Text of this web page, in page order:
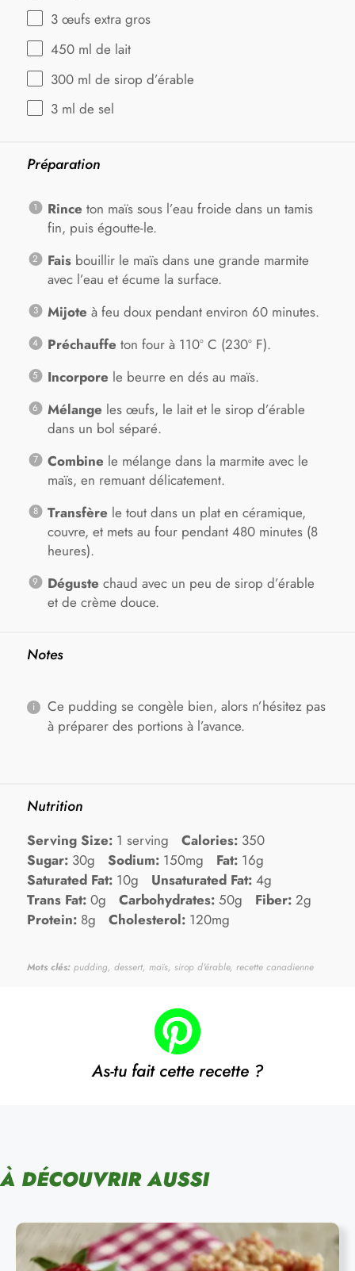
3 œufs extra gros
450 ml de lait
300 ml de sirop d’érable
3 ml de sel
Préparation
Rince ton maïs sous l’eau froide dans un tamis
fin, puis égoutte-le.
Faisbouillir le maïs dans une grande marmite
avec l’eau et écume la surface.
Mijote à feu doux pendant environ 60 minutes.
Préchauffe ton four à 110º C (230º F).
Incorpore le beurre en dés au maïs.
Mélange les œufs, le lait et le sirop d’érable
dans un bol séparé.
Combine le mélange dans la marmite avec le
maïs, en remuant délicatement.
Transfère le tout dans un plat en céramique,
couvre, et mets au four pendant 480 minutes (8
heures).
Déguste chaud avec un peu de sirop d’érable
et de crème douce.
Notes
Ce pudding se congèle bien, alors n’hésitez pas
à préparer des portions à l’avance.
Nutrition
Serving Size: 1 serving Calories: 350
Sugar: 30g Sodium: 150mg Fat: 16g
Saturated Fat: 10g Unsaturated Fat: 4g
Trans Fat: 0g Carbohydrates: 50g Fiber: 2g
Protein: 8g Cholesterol: 120mg
Mots clés: pudding, dessert, maïs, sirop d'érable, recette canadienne
As-tu fait cette recette ?
À DÉCOUVRIR AUSSI